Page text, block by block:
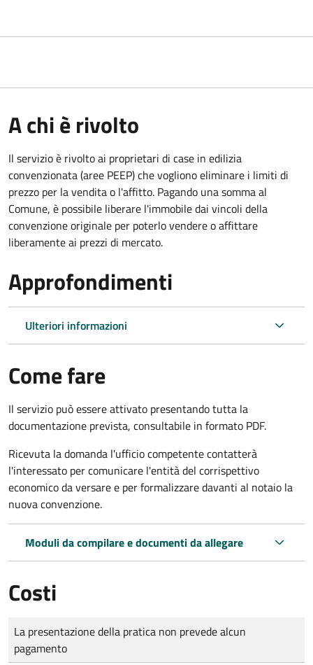
A chi è rivolto
Il servizio è rivolto ai proprietari di case in edilizia
convenzionata (aree PEEP) che vogliono eliminare i limiti di
prezzo per la vendita o l'affitto. Pagando una somma al
Comune, è possibile liberare l'immobile dai vincoli della
convenzione originale per poterlo vendere o affittare
liberamente ai prezzi di mercato.
Approfondimenti
Ulteriori informazioni
Come fare
Il servizio può essere attivato presentando tutta la
documentazione prevista, consultabile in formato PDF.
Ricevuta la domanda l'ufficio competente contatterà
l'interessato per comunicare l'entità del corrispettivo
economico da versare e per formalizzare davanti al notaio la
nuova convenzione.
Moduli da compilare e documenti da allegare
Costi
Tipo di pagamento
Importo
La presentazione della pratica non prevede alcun
pagamento